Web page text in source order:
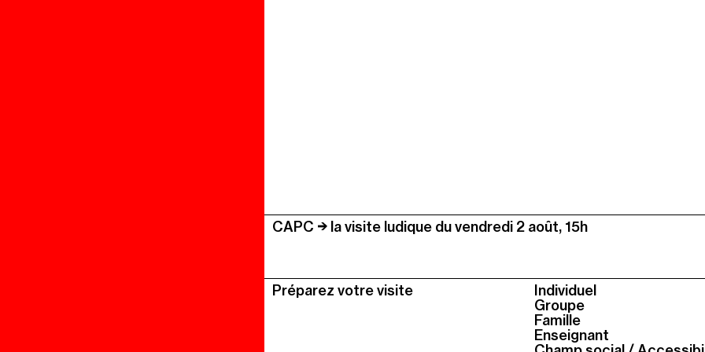
CAPC la visite ludique du vendredi 2 août, 15h
Préparez votre visite
Individuel
Groupe
Famille
Enseignant